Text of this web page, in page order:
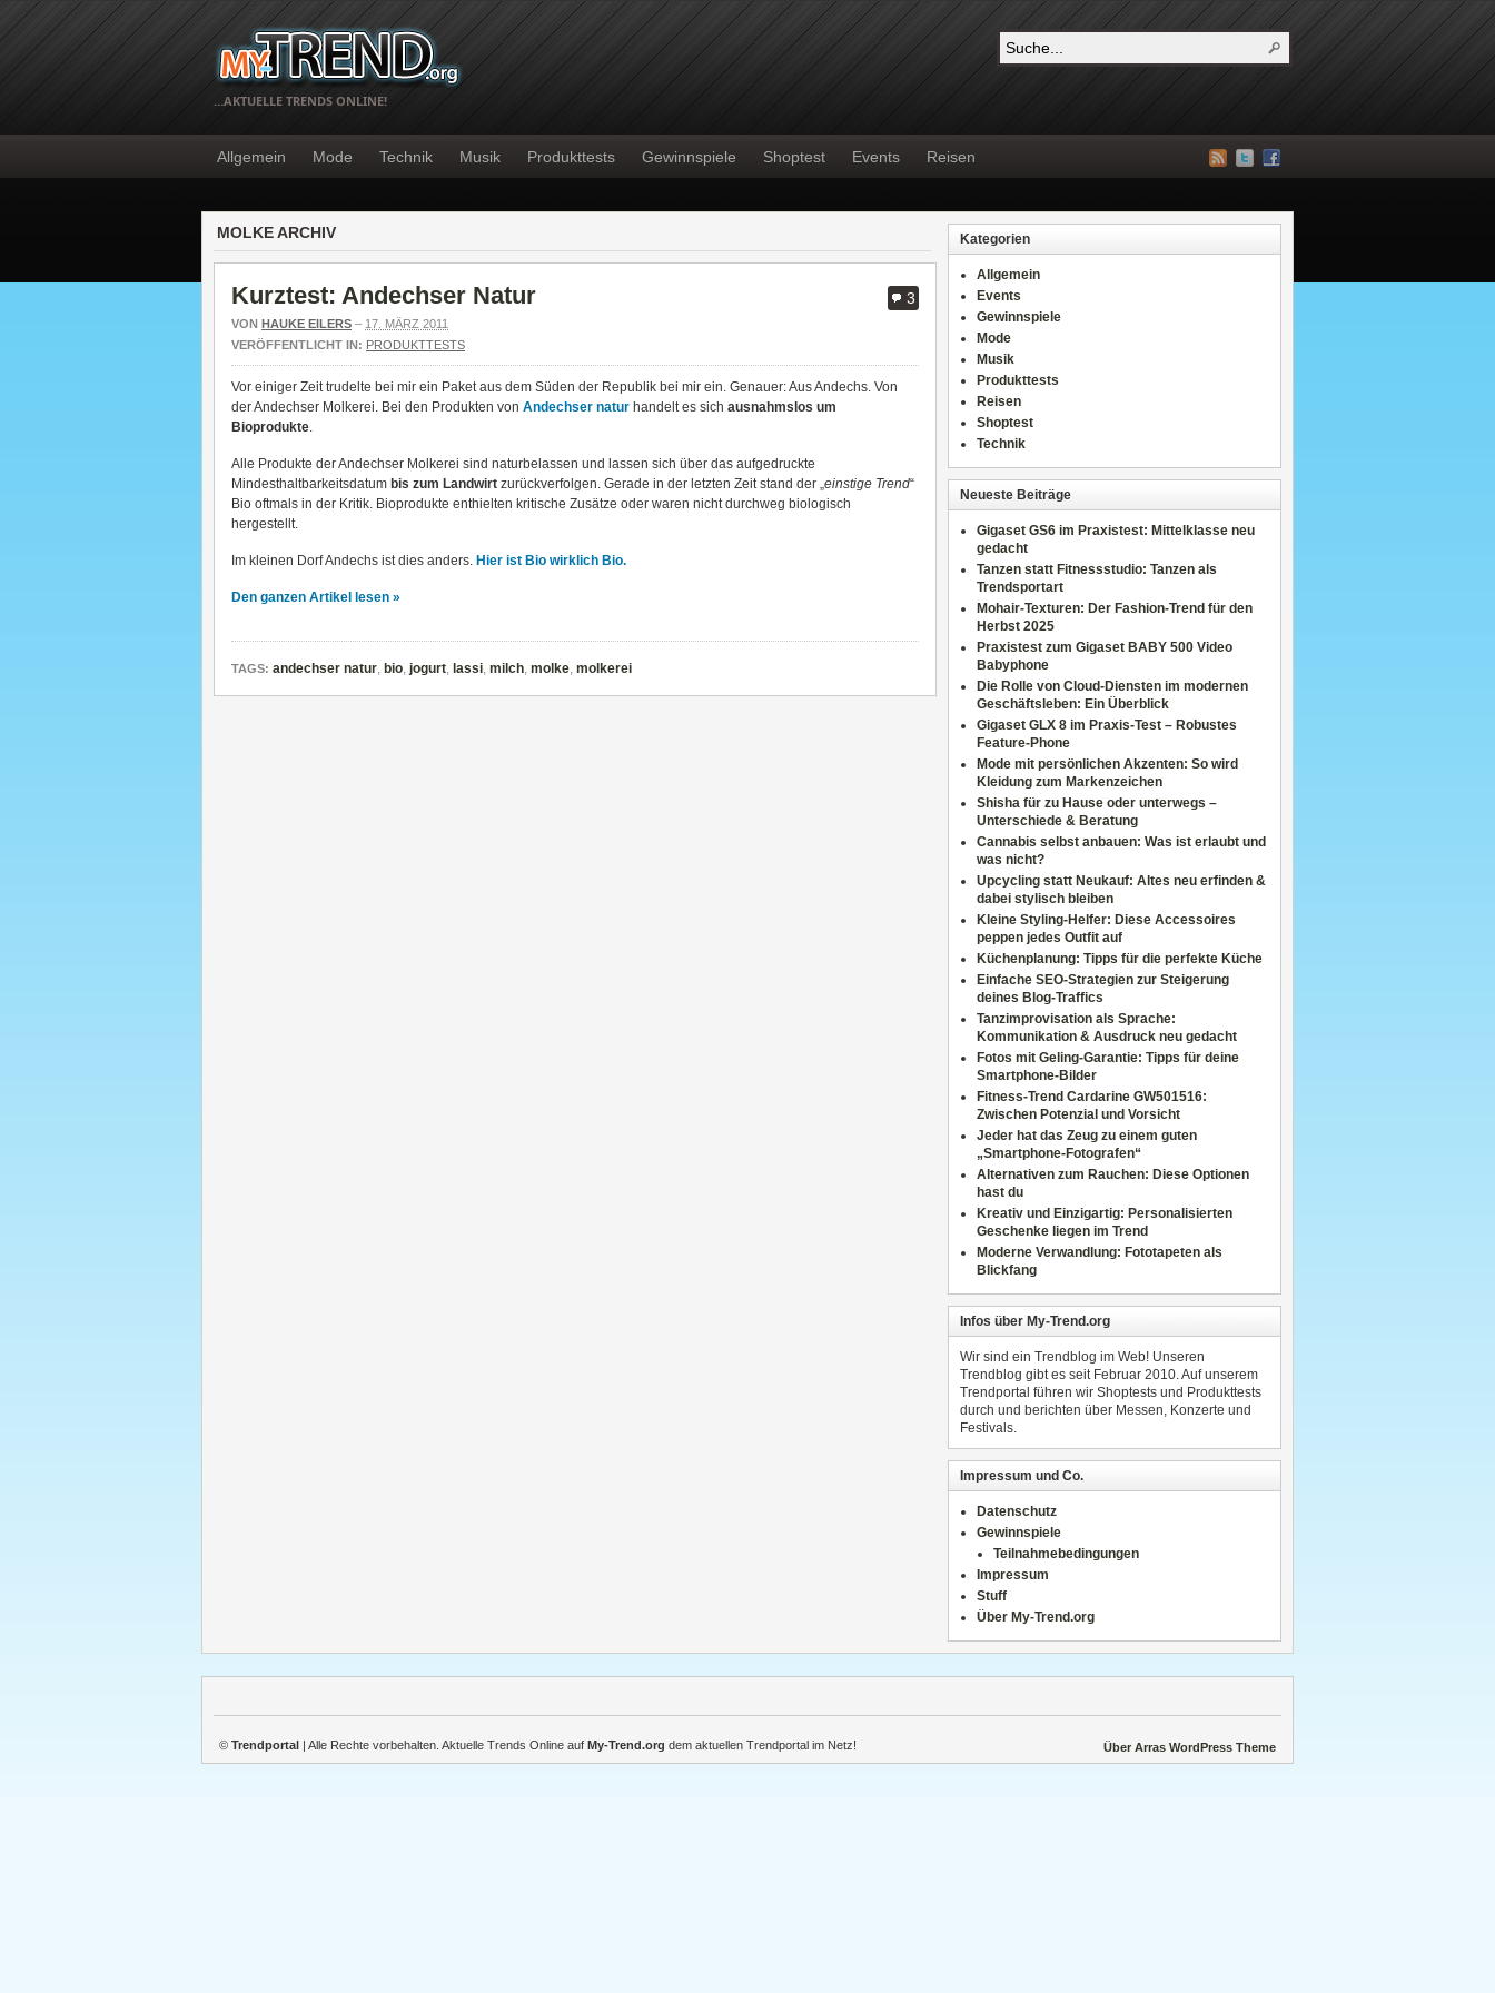
…AKTUELLE TRENDS ONLINE!
Allgemein Mode Technik Musik Produkttests Gewinnspiele Shoptest Events Reisen
MOLKE ARCHIV
3
Kurztest: Andechser Natur
VON HAUKE EILERS – 17. MÄRZ 2011
VERÖFFENTLICHT IN: PRODUKTTESTS
Vor einiger Zeit trudelte bei mir ein Paket aus dem Süden der Republik bei mir ein. Genauer: Aus Andechs. Von
der Andechser Molkerei. Bei den Produkten von Andechser natur handelt es sich ausnahmslos um
Bioprodukte.
Alle Produkte der Andechser Molkerei sind naturbelassen und lassen sich über das aufgedruckte
Mindesthaltbarkeitsdatum bis zum Landwirt zurückverfolgen. Gerade in der letzten Zeit stand der „einstige Trend“
Bio oftmals in der Kritik. Bioprodukte enthielten kritische Zusätze oder waren nicht durchweg biologisch
hergestellt.
Im kleinen Dorf Andechs ist dies anders. Hier ist Bio wirklich Bio.
Den ganzen Artikel lesen »
TAGS: andechser natur, bio, jogurt, lassi, milch, molke, molkerei
Kategorien
Allgemein
Events
Gewinnspiele
Mode
Musik
Produkttests
Reisen
Shoptest
Technik
Neueste Beiträge
Gigaset GS6 im Praxistest: Mittelklasse neu
gedacht
Tanzen statt Fitnessstudio: Tanzen als
Trendsportart
Mohair-Texturen: Der Fashion-Trend für den
Herbst 2025
Praxistest zum Gigaset BABY 500 Video
Babyphone
Die Rolle von Cloud-Diensten im modernen
Geschäftsleben: Ein Überblick
Gigaset GLX 8 im Praxis-Test – Robustes
Feature-Phone
Mode mit persönlichen Akzenten: So wird
Kleidung zum Markenzeichen
Shisha für zu Hause oder unterwegs –
Unterschiede & Beratung
Cannabis selbst anbauen: Was ist erlaubt und
was nicht?
Upcycling statt Neukauf: Altes neu erfinden &
dabei stylisch bleiben
Kleine Styling-Helfer: Diese Accessoires
peppen jedes Outfit auf
Küchenplanung: Tipps für die perfekte Küche
Einfache SEO-Strategien zur Steigerung
deines Blog-Traffics
Tanzimprovisation als Sprache:
Kommunikation & Ausdruck neu gedacht
Fotos mit Geling-Garantie: Tipps für deine
Smartphone-Bilder
Fitness-Trend Cardarine GW501516:
Zwischen Potenzial und Vorsicht
Jeder hat das Zeug zu einem guten
„Smartphone-Fotografen“
Alternativen zum Rauchen: Diese Optionen
hast du
Kreativ und Einzigartig: Personalisierten
Geschenke liegen im Trend
Moderne Verwandlung: Fototapeten als
Blickfang
Infos über My-Trend.org
Wir sind ein Trendblog im Web! Unseren
Trendblog gibt es seit Februar 2010. Auf unserem
Trendportal führen wir Shoptests und Produkttests
durch und berichten über Messen, Konzerte und
Festivals.
Impressum und Co.
Datenschutz
Gewinnspiele
Teilnahmebedingungen
Impressum
Stuff
Über My-Trend.org
Über Arras WordPress Theme
© Trendportal | Alle Rechte vorbehalten. Aktuelle Trends Online auf My-Trend.org dem aktuellen Trendportal im Netz!